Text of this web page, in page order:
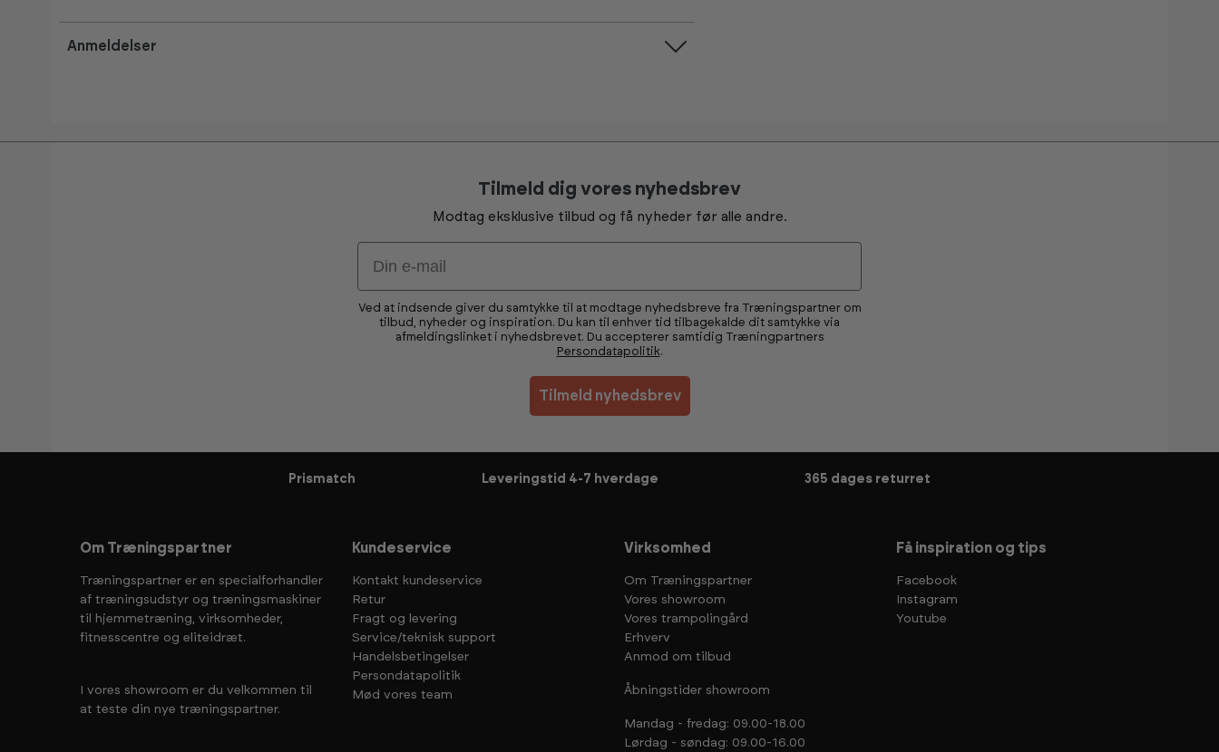
Anmeldelser
Tilmeld dig vores nyhedsbrev
Modtag eksklusive tilbud og få nyheder før alle andre.
Email
Ved at indsende giver du samtykke til at modtage nyhedsbreve fra Træningspartner om
tilbud, nyheder og inspiration. Du kan til enhver tid tilbagekalde dit samtykke via
afmeldingslinket i nyhedsbrevet. Du accepterer samtidig Træningpartners
Persondatapolitik.
Tilmeld nyhedsbrev
Prismatch Leveringstid 4-7 hverdage 365 dages returret
Om Træningspartner
Træningspartner er en specialforhandler
af træningsudstyr og træningsmaskiner
til hjemmetræning, virksomheder,
fitnesscentre og eliteidræt.
I vores showroom er du velkommen til
at teste din nye træningspartner.
Kundeservice
Kontakt kundeservice
Retur
Fragt og levering
Service/teknisk support
Handelsbetingelser
Persondatapolitik
Mød vores team
Virksomhed
Om Træningspartner
Vores showroom
Vores trampolingård
Erhverv
Anmod om tilbud
Åbningstider showroom
Mandag - fredag: 09.00-18.00
Lørdag - søndag: 09.00-16.00
Få inspiration og tips
Facebook
Instagram
Youtube